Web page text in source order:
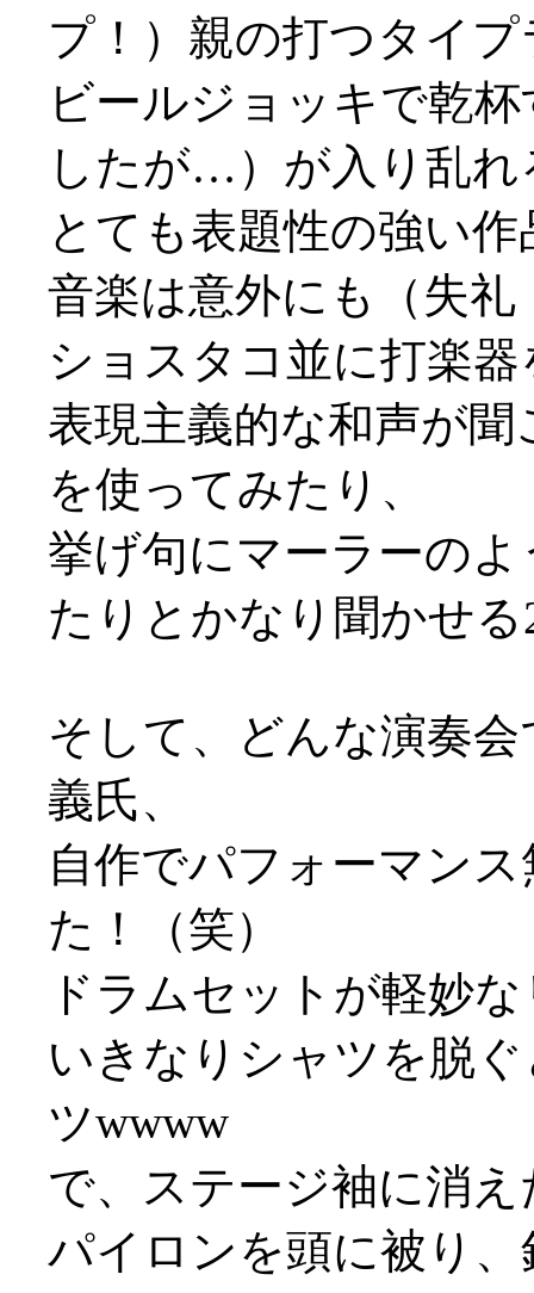
プ！）親の打つタイ
ビールジョッキで乾
したが…）が入り乱れ
とても表題性の強い
音楽は意外にも（失
ショスタコ並に打楽
表現主義的な和声が
を使ってみたり、
挙げ句にマーラーの
たりとかなり聞かせ
そして、どんな演奏
義氏、
自作でパフォーマン
た！（笑）
ドラムセットが軽妙
いきなりシャツを脱
ツwwww
で、ステージ袖に消
パイロンを頭に被り